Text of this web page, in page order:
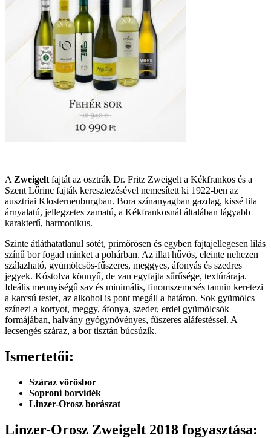
A Zweigelt fajtát az osztrák Dr. Fritz Zweigelt a Kékfrankos és a
Szent Lőrinc fajták keresztezésével nemesített ki 1922-ben az
ausztriai Klosterneuburgban. Bora színanyagban gazdag, kissé lila
árnyalatú, jellegzetes zamatú, a Kékfrankosnál általában lágyabb
karakterű, harmonikus.
Szinte átláthatatlanul sötét, primőrösen és egyben fajtajellegesen lilás
színű bor fogad minket a pohárban. Az illat hűvös, eleinte nehezen
szálazható, gyümölcsös-fűszeres, meggyes, áfonyás és szedres
jegyek. Kóstolva könnyű, de van egyfajta sűrűsége, textúráraja.
Ideális mennyiségű sav és minimális, finomszemcsés tannin keretezi
a karcsú testet, az alkohol is pont megáll a határon. Sok gyümölcs
színezi a kortyot, meggy, áfonya, szeder, erdei gyümölcsök
formájában, halvány gyógynövényes, fűszeres aláfestéssel. A
lecsengés száraz, a bor tisztán búcsúzik.
Ismertetői:
Száraz vörösbor
Soproni borvidék
Linzer-Orosz borászat
Linzer-Orosz Zweigelt 2018 fogyasztása: